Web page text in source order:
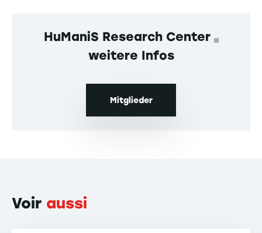
HuManiS Research Center
weitere Infos
Mitglieder
Voir aussi